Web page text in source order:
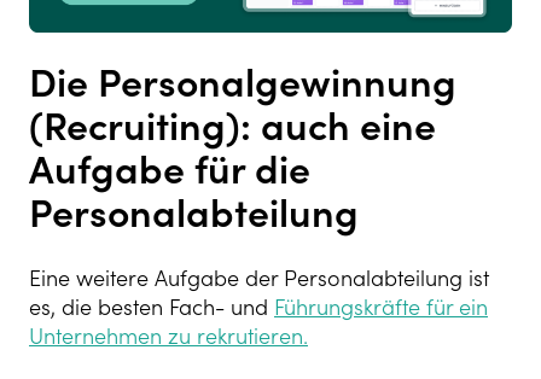
Die Personalgewinnung
(Recruiting): auch eine
Aufgabe für die
Personalabteilung
Eine weitere Aufgabe der Personalabteilung ist
es, die besten Fach- und Führungskräfte für ein
Unternehmen zu rekrutieren.